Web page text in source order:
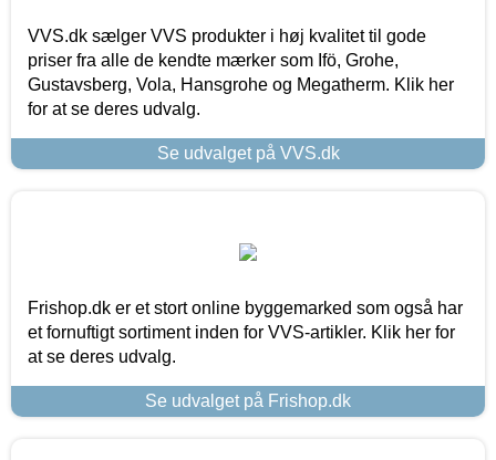
VVS.dk sælger VVS produkter i høj kvalitet til gode
priser fra alle de kendte mærker som Ifö, Grohe,
Gustavsberg, Vola, Hansgrohe og Megatherm. Klik her
for at se deres udvalg.
Se udvalget på VVS.dk
Frishop.dk er et stort online byggemarked som også har
et fornuftigt sortiment inden for VVS-artikler. Klik her for
at se deres udvalg.
Se udvalget på Frishop.dk